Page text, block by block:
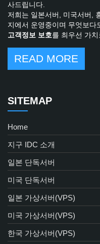
사드립니다.
저희는 일본서버, 미국서버,
지에서 운영중이며 무엇보다
고객정보 보호를 최우선 가
READ MORE
SITEMAP
Home
지구 IDC 소개
일본 단독서버
미국 단독서버
일본 가상서버(VPS)
미국 가상서버(VPS)
한국 가상서버(VPS)